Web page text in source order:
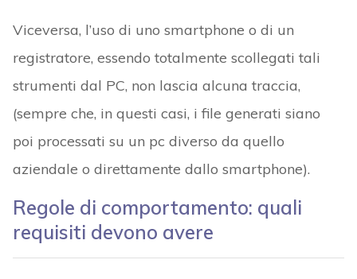
Viceversa, l’uso di uno smartphone o di un
registratore, essendo totalmente scollegati tali
strumenti dal PC, non lascia alcuna traccia,
(sempre che, in questi casi, i file generati siano
poi processati su un pc diverso da quello
aziendale o direttamente dallo smartphone).
Regole di comportamento: quali
requisiti devono avere